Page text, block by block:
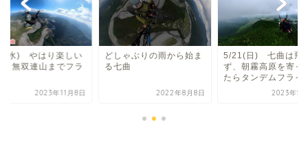
水) やはり楽しい
、無双連山までフラ
2023年11月8日
どしゃぶりの雨から始ま
る七曲
2022年8月8日
5/21(日) 七曲は飛
ず、朝霧高原を寄っ
たらタンデムフライ
2023年5